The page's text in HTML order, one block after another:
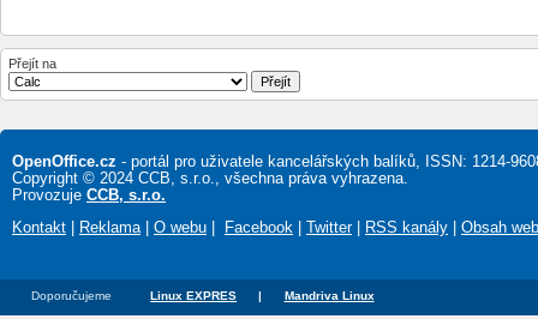
Přejít na
OpenOffice.cz - portál pro uživatele kancelářských balíků, ISSN: 1214-
Copyright © 2024 CCB, s.r.o., všechna práva vyhrazena.
Provozuje CCB, s.r.o.
Kontakt
Reklama| O webu Facebook Twitter| RSS kanály Obsah
Doporučujeme Linux EXPRES | Mandriva Linux